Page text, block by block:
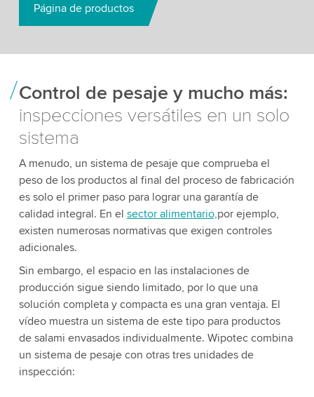
Página de productos
Control de pesaje y mucho más:
inspecciones versátiles en un solo
sistema
A menudo, un sistema de pesaje que comprueba el
peso de los productos al final del proceso de fabricación
es solo el primer paso para lograr una garantía de
calidad integral. En el sector alimentario,por ejemplo,
existen numerosas normativas que exigen controles
adicionales.
Sin embargo, el espacio en las instalaciones de
producción sigue siendo limitado, por lo que una
solución completa y compacta es una gran ventaja. El
vídeo muestra un sistema de este tipo para productos
de salami envasados individualmente. Wipotec combina
un sistema de pesaje con otras tres unidades de
inspección: